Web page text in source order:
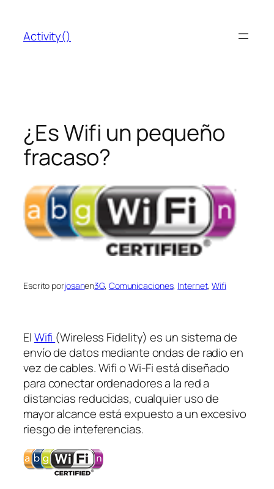
contenido
Activity()
¿Es Wifi un pequeño
fracaso?
Escrito porjosanen3G, Comunicaciones, Internet, Wifi
ElWifi (Wireless Fidelity) es un sistema de
envío de datos mediante ondas de radio en
vez de cables. Wifi o Wi-Fi está diseñado
para conectar ordenadores a la red a
distancias reducidas, cualquier uso de
mayor alcance está expuesto a un excesivo
riesgo de inteferencias.